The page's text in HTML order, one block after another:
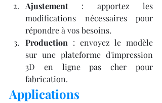
Ajustement : apportez les
modifications nécessaires pour
répondre à vos besoins.
Production : envoyez le modèle
sur une plateforme d'impression
3D en ligne pas cher pour
fabrication.​
Applications